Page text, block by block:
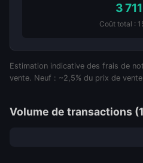
3
Coût total :
Estimation indicative des frais de
vente. Neuf : ~2,5% du prix de
Volume de transactions